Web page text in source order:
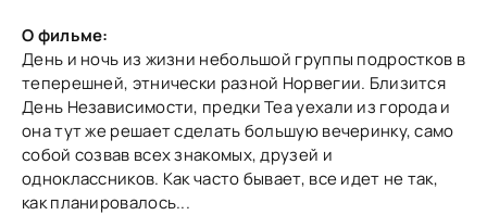
О фильме:
День и ночь из жизни небольшой группы подростков в
теперешней, этнически разной Норвегии. Близится
День Независимости, предки Теа уехали из города и
она тут же решает сделать большую вечеринку, само
собой созвав всех знакомых, друзей и
одноклассников. Как часто бывает, все идет не так,
как планировалось...